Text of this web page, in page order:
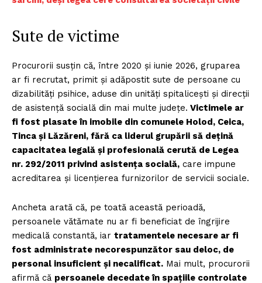
Sute de victime
Procurorii susțin că, între 2020 și iunie 2026, gruparea
ar fi recrutat, primit și adăpostit sute de persoane cu
dizabilități psihice, aduse din unități spitalicești și direcții
de asistență socială din mai multe județe. Victimele ar
fi fost plasate în imobile din comunele Holod, Ceica,
Tinca și Lăzăreni, fără ca liderul grupării să dețină
capacitatea legală și profesională cerută de Legea
nr. 292/2011 privind asistența socială, care impune
acreditarea și licențierea furnizorilor de servicii sociale.
Ancheta arată că, pe toată această perioadă,
persoanele vătămate nu ar fi beneficiat de îngrijire
medicală constantă, iar tratamentele necesare ar fi
fost administrate necorespunzător sau deloc, de
personal insuficient și necalificat. Mai mult, procurorii
afirmă că persoanele decedate în spațiile controlate